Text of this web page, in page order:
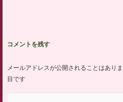
コメントを残す
メールアドレスが公開されることはありま
目です